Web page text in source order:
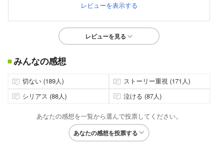
レビューを表示する
レビューを見る
みんなの感想
切ない (189人)
ストーリー重視 (171人)
シリアス (88人)
泣ける (87人)
あなたの感想を一覧から選んで投票してください。
あなたの感想を投票する